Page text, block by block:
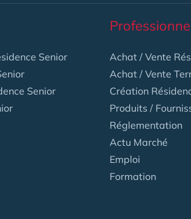
Senior
Senior
Achat / Vente
Achat / Vente
Création
Produits /
Réglementation
Actu Marché
Emploi
Formation